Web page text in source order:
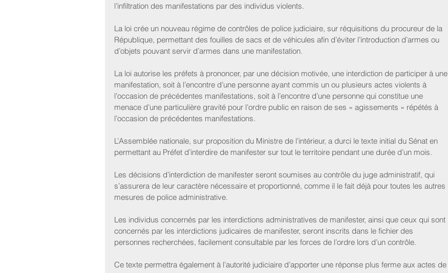
l’infiltration des manifestations par des individus violents.
La loi crée un nouveau régime de contrôles de police judiciaire, sur réquisitions du procureur de la
République, permettant des fouilles de sacs et de véhicules afin d’éviter l’introduction d’armes ou
d’objets pouvant servir d’armes dans une manifestation.
La loi autorise les préfets à prononcer, par une décision motivée, une interdiction de participer à une
manifestation, soit à l’encontre d’une personne ayant commis un ou plusieurs actes violents à
l’occasion de précédentes manifestations, soit à l’encontre d’une personne qui constitue une
menace d’une particulière gravité pour l’ordre public en raison de ses « agissements » répétés à
l’occasion de précédentes manifestations.
L’Assemblée nationale, sur proposition du Ministre de l’intérieur, a durci le texte initial du Sénat en
permettant au Préfet d’interdire de manifester sur tout le territoire pendant une durée d’un mois.
Les décisions d’interdiction de manifester seront soumises au contrôle du juge administratif, qui
s’assurera de leur caractère nécessaire et proportionné, comme il le fait déjà pour toutes les autres
mesures de police administrative.
Les individus concernés par les interdictions administratives de manifester, ainsi que ceux qui sont
concernés par les interdictions judicaires de manifester, seront inscrits dans le fichier des
personnes recherchées, facilement consultable par les forces de l’ordre lors d’un contrôle.
Ce texte permettra également à l’autorité judiciaire d’apporter une réponse plus ferme aux actes de